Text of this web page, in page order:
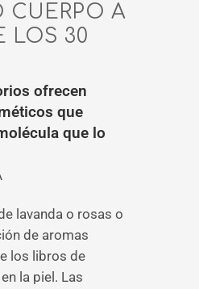
CUERPO A
LOS 30
ofrecen
que
que lo
lavanda o rosas o
de aromas
los libros de
la piel. Las